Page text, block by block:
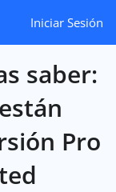
Iniciar Sesión
saber:
Pro